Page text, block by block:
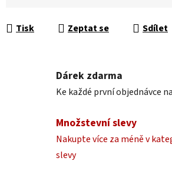
Tisk Zeptat se Sdílet
Dárek zdarma
Ke každé první objednávce
Množstevní slevy
Nakupte více za méně v
slevy